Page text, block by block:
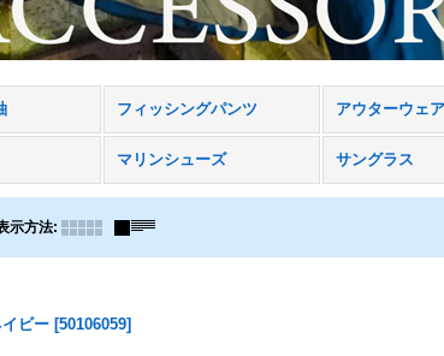
フィッシングパンツ アウターウェ
マリンシューズ サングラス
示方法:
ビー [50106059]